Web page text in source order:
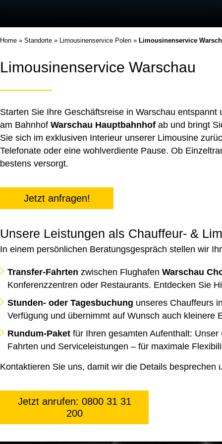
Home » Standorte » Limousinenservice Polen » Limousinenservice
Limousinenservice Warschau
Starten Sie Ihre Geschäftsreise in Warschau
am Bahnhof Warschau Hauptbahnhof ab und bringt
Sie sich im exklusiven Interieur unserer Limousine
Telefonate oder eine wohlverdiente Pause. Ob
bestens versorgt.
Jetzt anfragen!
Unsere Leistungen als Chauffeur- &
In einem persönlichen Beratungsgespräch stellen wir
Transfer-Fahrten zwischen Flughafen Warschau
Konferenzzentren oder Restaurants. Entdecken Sie
Stunden- oder Tagesbuchung unseres Chauffeurs
Verfügung und übernimmt auf Wunsch auch kleinere
Rundum-Paket für Ihren gesamten Aufenthalt:
Fahrten und Serviceleistungen – für maximale
Kontaktieren Sie uns, damit wir die Details
Jetzt anrufen: 0800 31 31
200